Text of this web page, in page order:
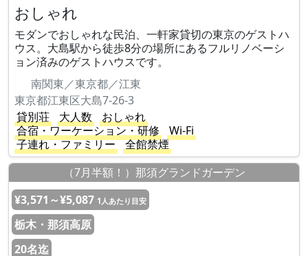
おしゃれ
モダンでおしゃれな民泊、一軒家貸切の東京のゲストハ
ウス。大島駅から徒歩8分の場所にあるフルリノベーシ
ョン済みのゲストハウスです。
南関東／東京都／江東
東京都江東区大島7-26-3
貸別荘
大人数
おしゃれ
合宿・ワーケーション・研修
Wi-Fi
子連れ・ファミリー
全館禁煙
（7月半額！）那須グランドガーデン
¥3,571～¥5,087 1人あたり目安
栃木・那須高原
20名迄